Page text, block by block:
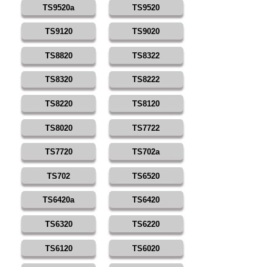
TS9520a TS9520
TS9120 TS9020
TS8820 TS8322
TS8320 TS8222
TS8220 TS8120
TS8020 TS7722
TS7720 TS702a
TS702 TS6520
TS6420a TS6420
TS6320 TS6220
TS6120 TS6020